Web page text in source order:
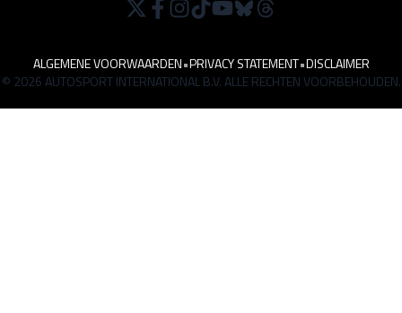
ALGEMENE VOORWAARDEN•PRIVACY STATEMENT•DISCLAIMER
© 2026 AUTOSPORT INTERNATIONAL B.V. ALLE RECHTEN VOORBEHOUDEN.